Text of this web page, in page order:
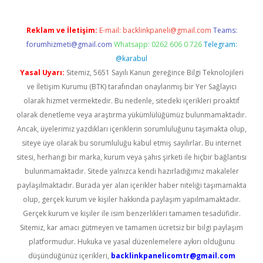
Reklam ve İletişim: E-mail: backlinkpaneli@gmail.com Teams:
forumhizmeti@gmail.com Whatsapp: 0262 606 0 726 Telegram:
@karabul
Yasal Uyarı: Sitemiz, 5651 Sayılı Kanun gereğince Bilgi Teknolojileri
ve İletişim Kurumu (BTK) tarafından onaylanmış bir Yer Sağlayıcı
olarak hizmet vermektedir. Bu nedenle, sitedeki içerikleri proaktif
olarak denetleme veya araştırma yükümlülüğümüz bulunmamaktadır.
Ancak, üyelerimiz yazdıkları içeriklerin sorumluluğunu taşımakta olup,
siteye üye olarak bu sorumluluğu kabul etmiş sayılırlar. Bu internet
sitesi, herhangi bir marka, kurum veya şahıs şirketi ile hiçbir bağlantısı
bulunmamaktadır. Sitede yalnızca kendi hazırladığımız makaleler
paylaşılmaktadır. Burada yer alan içerikler haber niteliği taşımamakta
olup, gerçek kurum ve kişiler hakkında paylaşım yapılmamaktadır.
Gerçek kurum ve kişiler ile isim benzerlikleri tamamen tesadüfidir.
Sitemiz, kar amacı gütmeyen ve tamamen ücretsiz bir bilgi paylaşım
platformudur. Hukuka ve yasal düzenlemelere aykırı olduğunu
düşündüğünüz içerikleri, backlinkpanelicomtr@gmail.com